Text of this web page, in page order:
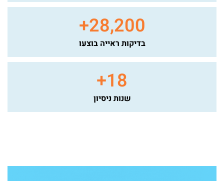
28,200
+
בדיקות ראייה בוצעו
18
+
שנות ניסיון